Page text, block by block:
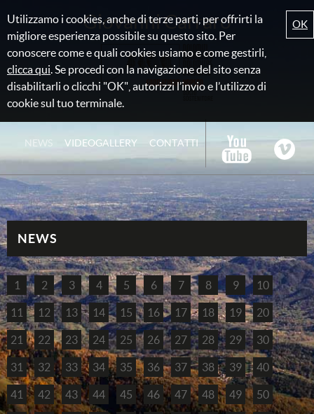
Utilizzamo i cookies, anche di terze parti, per offrirti la
migliore esperienza possibile su questo sito. Per
conoscere come e quali cookies usiamo e come gestirli,
clicca qui. Se procedi con la navigazione del sito senza
disabilitarli o clicchi "OK", autorizzi l’invio e l’utilizzo di
cookie sul tuo terminale.
OK
Giovanni Carraro
NEWS VIDEOGALLERY CONTATTI
NEWS
1 2 3 4 5 6 7 8 9 10
11 12 13 14 15 16 17 18 19 20
21 22 23 24 25 26 27 28 29 30
31 32 33 34 35 36 37 38 39 40
41 42 43 44 45 46 47 48 49 50